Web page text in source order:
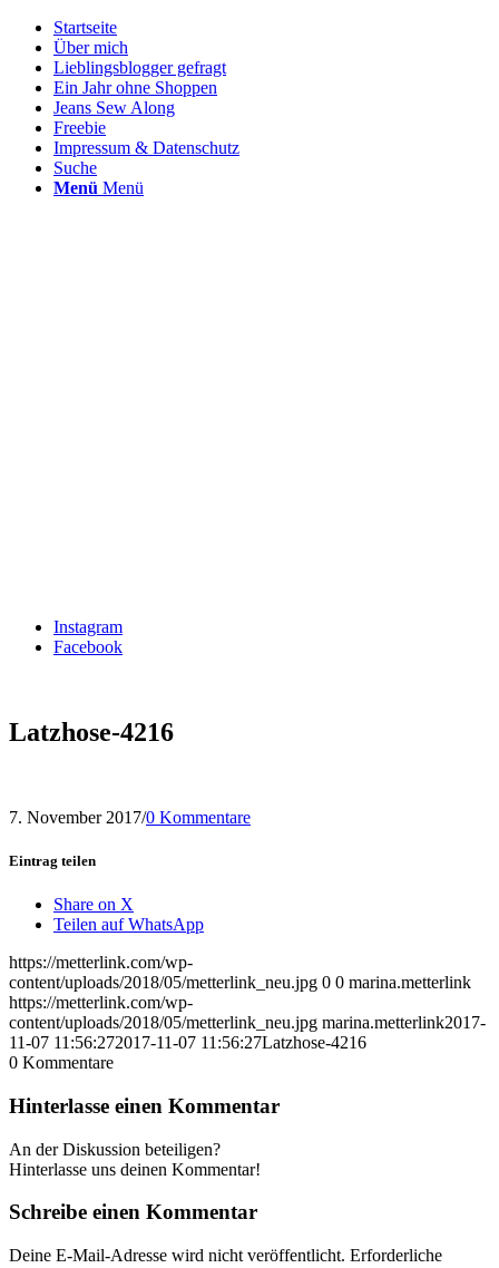
Startseite
Über mich
Lieblingsblogger gefragt
Ein Jahr ohne Shoppen
Jeans Sew Along
Freebie
Impressum & Datenschutz
Suche
Menü Menü
Instagram
Facebook
Latzhose-4216
7. November 2017/0 Kommentare
Eintrag teilen
Share on X
Teilen auf WhatsApp
https://metterlink.com/wp-
content/uploads/2018/05/metterlink_neu.jpg 0 0 marina.metterlink
https://metterlink.com/wp-
content/uploads/2018/05/metterlink_neu.jpg marina.metterlink2017-
11-07 11:56:272017-11-07 11:56:27Latzhose-4216
0 Kommentare
Hinterlasse einen Kommentar
An der Diskussion beteiligen?
Hinterlasse uns deinen Kommentar!
Schreibe einen Kommentar
Deine E-Mail-Adresse wird nicht veröffentlicht. Erforderliche